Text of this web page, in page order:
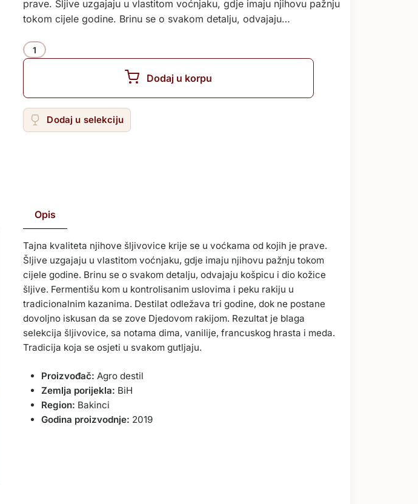
prave. Šljive uzgajaju u vlastitom voćnjaku, gdje imaju njihovu pažnju
tokom cijele godine. Brinu se o svakom detalju, odvajaju…
Količina
Dodaj u korpu
Dodaj u selekciju
Opis
Tajna kvaliteta njihove šljivovice krije se u voćkama od kojih je prave.
Šljive uzgajaju u vlastitom voćnjaku, gdje imaju njihovu pažnju tokom
cijele godine. Brinu se o svakom detalju, odvajaju košpicu i dio kožice
šljive. Fermentišu kom u kontrolisanim uslovima i peku rakiju u
tradicionalnim kazanima. Destilat odležava tri godine, dok ne postane
dovoljno iskusan da se zove Djedovom rakijom. Rezultat je blaga
selekcija šljivovice, sa notama dima, vanilije, francuskog hrasta i meda.
Tradicija koja se osjeti u svakom gutljaju.
Proizvođač: Agro destil
Zemlja porijekla: BiH
Region: Bakinci
Godina proizvodnje: 2019